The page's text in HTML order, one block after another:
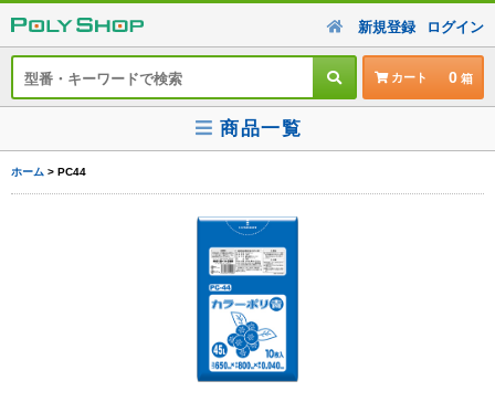
新規登録 ログイン
カート 0
商品一覧
ホーム > PC44